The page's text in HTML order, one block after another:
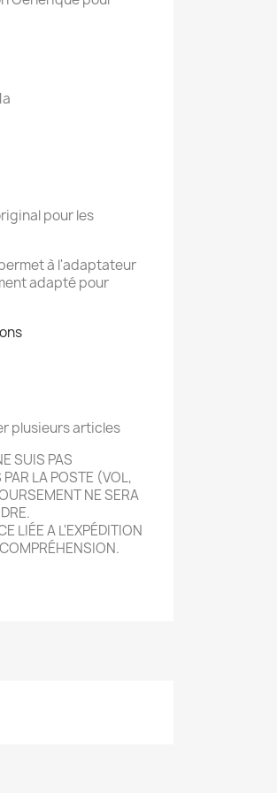
pour les
à l'adaptateur
adapté pour
plusieurs articles
SUIS PAS
LA POSTE (VOL,
NE SERA
LIÉE A L'EXPÉDITION